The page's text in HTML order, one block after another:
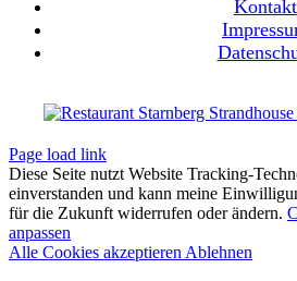
Kontakt
Page load link
Diese Seite nutzt Website Tracking-
einverstanden und kann meine
für die Zukunft widerrufen oder ändern.
anpassen
Alle Cookies akzeptieren Ablehnen